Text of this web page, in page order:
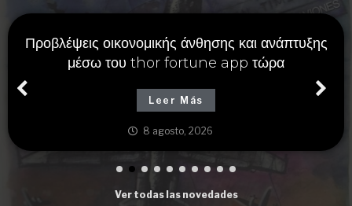
Προβλέψεις οικονομικής άνθησης και ανάπτυξης
μέσω του thor fortune app τώρα
Leer Más
8 agosto, 2026
Ver todas las novedades